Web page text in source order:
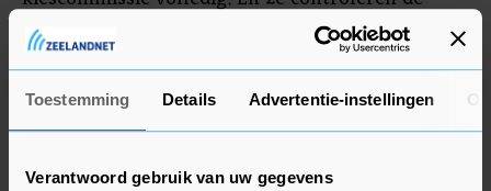
Toestemming Details Advertentie-instellingen
Verantwoord gebruik van uw gegevens
politie. En ze hebben helaas rechters in hun zak
die belachelijke en onlogische uitspraken in hun
voordeel doen."
Corrupte software